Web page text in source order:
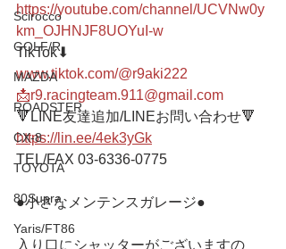
Scirocco
GOLF/R
MAZDA
ROADSTER
CX-8
TOYOTA
80Supra
Yaris/FT86
https://youtube.com/channel/UCVNw0y
km_OJHNJF8UOYuI-w
TikTok⬇︎
www.tiktok.com/@r9aki222
📩r9.racingteam.911@gmail.com
🔻LINE友達追加/LINEお問い合わせ🔻
https://lin.ee/4ek3yGk
TEL/FAX 03-6336-0775
●小さなメンテンスガレージ●
入り口にシャッターがございますの